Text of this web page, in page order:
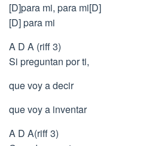
[D]para mi, para mi[D]
[D] para mi
A D A (riff 3)
Si preguntan por ti,
que voy a decir
que voy a inventar
A D A(riff 3)